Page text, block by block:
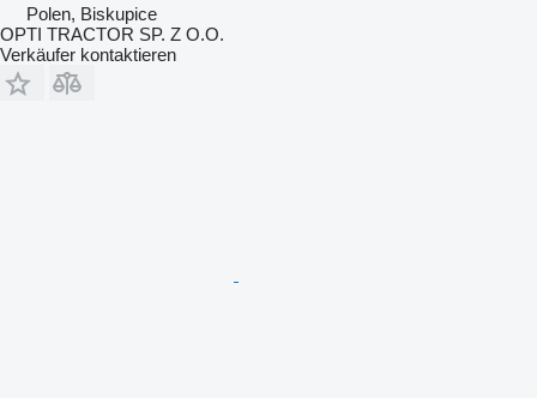
Polen, Biskupice
OPTI TRACTOR SP. Z O.O.
Verkäufer kontaktieren